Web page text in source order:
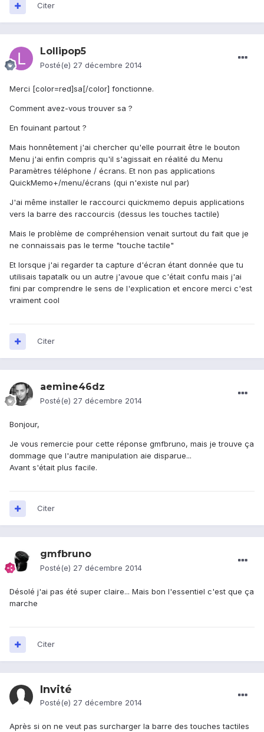
Citer
Lollipop5
Posté(e) 27 décembre 2014
Merci [color=red]sa[/color] fonctionne.
Comment avez-vous trouver sa ?
En fouinant partout ?
Mais honnêtement j'ai chercher qu'elle pourrait être le bouton
Menu j'ai enfin compris qu'il s'agissait en réalité du Menu
Paramètres téléphone / écrans. Et non pas applications
QuickMemo+/menu/écrans (qui n'existe nul par)
J'ai même installer le raccourci quickmemo depuis applications
vers la barre des raccourcis (dessus les touches tactile)
Mais le problème de compréhension venait surtout du fait que je
ne connaissais pas le terme "touche tactile"
Et lorsque j'ai regarder ta capture d'écran étant donnée que tu
utilisais tapatalk ou un autre j'avoue que c'était confu mais j'ai
fini par comprendre le sens de l'explication et encore merci c'est
vraiment cool
Citer
aemine46dz
Posté(e) 27 décembre 2014
Bonjour,
Je vous remercie pour cette réponse gmfbruno, mais je trouve ça
dommage que l'autre manipulation aie disparue...
Avant s'était plus facile.
Citer
gmfbruno
Posté(e) 27 décembre 2014
Désolé j'ai pas été super claire... Mais bon l'essentiel c'est que ça
marche
Citer
Invité
Posté(e) 27 décembre 2014
Après si on ne veut pas surcharger la barre des touches tactiles